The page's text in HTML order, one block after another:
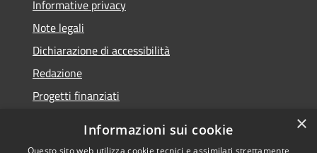
Informative privacy
Note legali
Dichiarazione di accessibilità
Redazione
Progetti finanziati
×
Informazioni sui cookie
Questo sito web utilizza cookie tecnici e assimilati strettamente